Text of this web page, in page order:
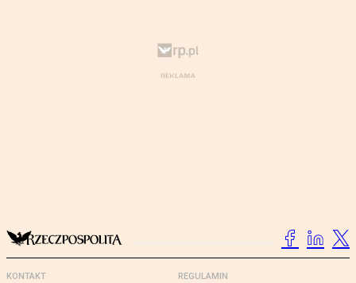
KONTAKT REGULAMIN